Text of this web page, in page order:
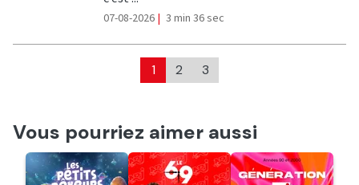
07-08-2026 | 3 min 36 sec
1 2 3
Vous pourriez aimer aussi